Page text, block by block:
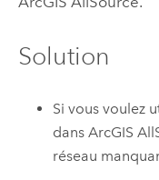
Solution
Si vous voulez
dansArcGIS
réseau